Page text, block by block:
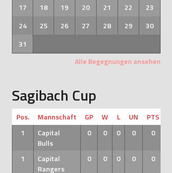
17
18 19 20 21 22
23
24
25 26 27 28 29
30
31
Alle Begegnungen ansehen
Sagibach Cup
Pos. Mannschaft GP W L UN
PTS
1
Capital
Bulls
0 0 0 0 0
1
Capital
Rangers
0 0 0 0 0